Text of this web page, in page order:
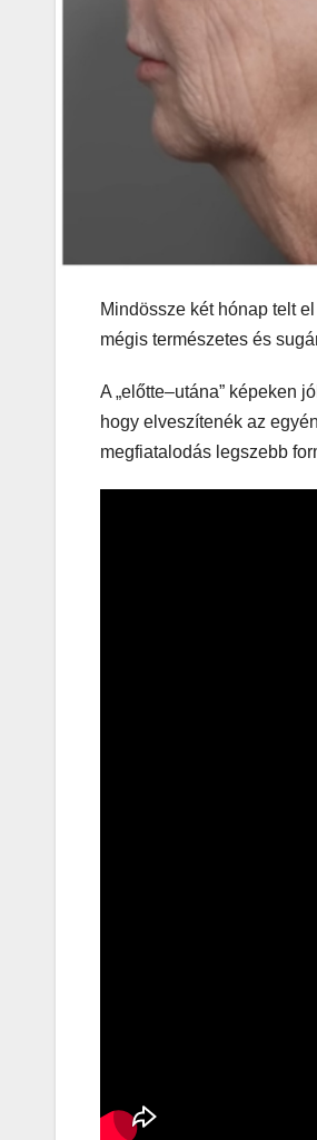
Mindössze két hónap telt
mégis természetes és
A „előtte–utána” képeken
hogy elveszítenék az
megfiatalodás legszebb